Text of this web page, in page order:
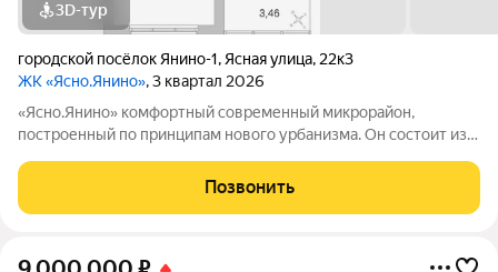
3D-тур
городской посёлок Янино-1, Ясная улица, 22к3
ЖК «Ясно.Янино», 3 квартал 2026
«Ясно.Янино» комфортный современный микрорайон,
построенный по принципам нового урбанизма. Он состоит из
стиле, характерном скандинавской архитектуре. Застройка
ведется в шесть очередей, две из
Позвонить